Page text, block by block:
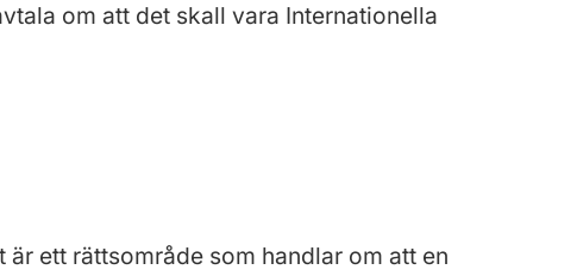
om att det skall vara Internationella
ett rättsområde som handlar om att en